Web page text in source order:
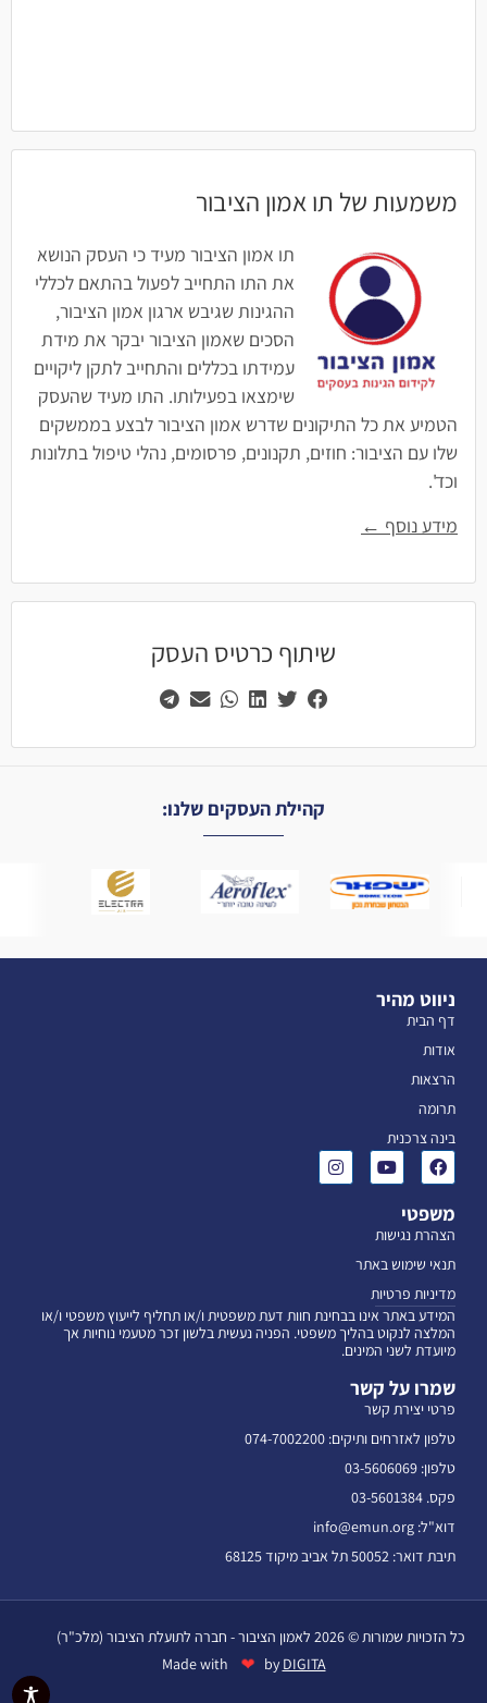
משמעות של תו אמון הציבור
תו אמון הציבור מעיד כי העסק הנושא
את התו התחייב לפעול בהתאם לכללי
ההגינות שגיבש ארגון אמון הציבור,
הסכים שאמון הציבור יבקר את מידת
עמידתו בכללים והתחייב לתקן ליקויים
שימצאו בפעילותו. התו מעיד שהעסק
הטמיע את כל התיקונים שדרש אמון הציבור לבצע בממשקים
שלו עם הציבור: חוזים, תקנונים, פרסומים, נהלי טיפול בתלונות
וכד'.
מידע נוסף ←
שיתוף כרטיס העסק
קהילת העסקים שלנו:
ניווט מהיר
דף הבית
אודות
הרצאות
תרומה
בינה צרכנית
משפטי
הצהרת נגישות
תנאי שימוש באתר
מדיניות פרטיות
המידע באתר אינו בבחינת חוות דעת משפטית ו/או תחליף לייעוץ משפטי ו/או
המלצה לנקוט בהליך משפטי. הפניה נעשית בלשון זכר מטעמי נוחיות אך
מיועדת לשני המינים.
שמרו על קשר
פרטי יצירת קשר
טלפון לאזרחים ותיקים: 074-7002200
טלפון: 03-5606069
פקס. 03-5601384
דוא"ל: info@emun.org
תיבת דואר: 50052 תל אביב מיקוד 68125
כל הזכויות שמורות © 2026 לאמון הציבור - חברה לתועלת הציבור (מלכ"ר)
Made with
❤ by DIGITA